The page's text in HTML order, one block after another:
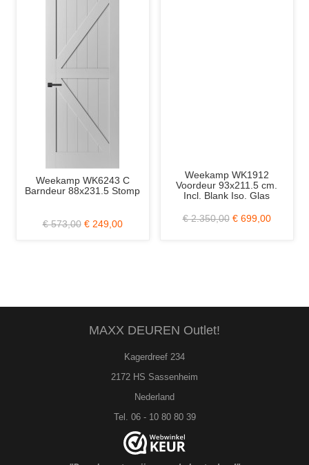
Weekamp WK6243 C
Barndeur 88x231.5 Stomp
€ 573,00 € 249,00
Weekamp WK1912
Voordeur 93x211.5 cm.
Incl. Blank Iso. Glas
€ 2.350,00 € 699,00
MAXX DEUREN Outlet!
Kagerdreef 234
2172 HS Sassenheim
Nederland
Tel. 06 - 10 80 80 39